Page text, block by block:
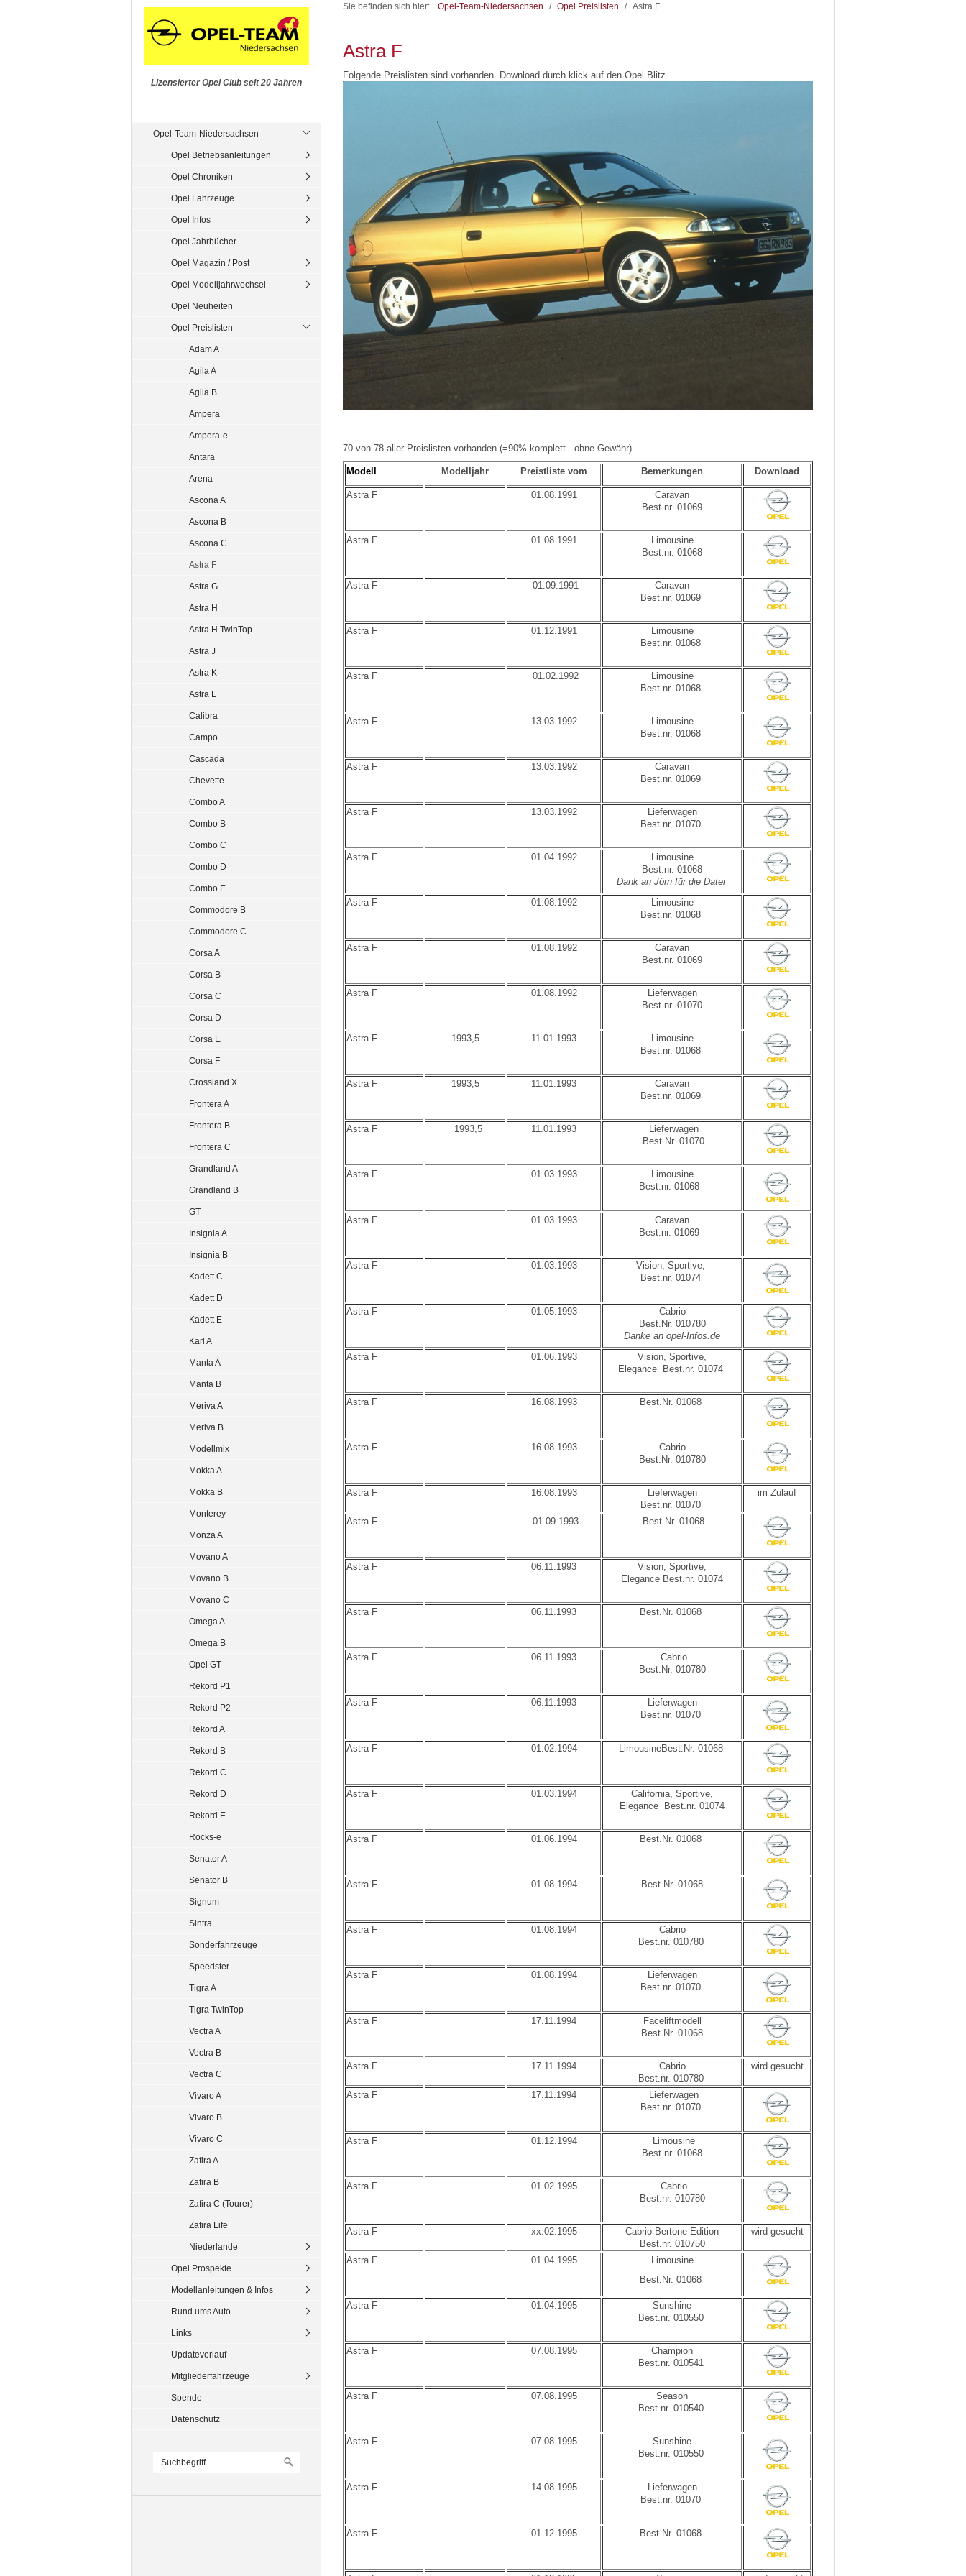
Lizensierter Opel Club seit 20 Jahren
Opel-Team-Niedersachsen
Opel Betriebsanleitungen
Opel Chroniken
Opel Fahrzeuge
Opel Infos
Opel Jahrbücher
Opel Magazin / Post
Opel Modelljahrwechsel
Opel Neuheiten
Opel Preislisten
Adam A
Agila A
Agila B
Ampera
Ampera-e
Antara
Arena
Ascona A
Ascona B
Ascona C
Astra F
Astra G
Astra H
Astra H TwinTop
Astra J
Astra K
Astra L
Calibra
Campo
Cascada
Chevette
Combo A
Combo B
Combo C
Combo D
Combo E
Commodore B
Commodore C
Corsa A
Corsa B
Corsa C
Corsa D
Corsa E
Corsa F
Crossland X
Frontera A
Frontera B
Frontera C
Grandland A
Grandland B
GT
Insignia A
Insignia B
Kadett C
Kadett D
Kadett E
Karl A
Manta A
Manta B
Meriva A
Meriva B
Modellmix
Mokka A
Mokka B
Monterey
Monza A
Movano A
Movano B
Movano C
Omega A
Omega B
Opel GT
Rekord P1
Rekord P2
Rekord A
Rekord B
Rekord C
Rekord D
Rekord E
Rocks-e
Senator A
Senator B
Signum
Sintra
Sonderfahrzeuge
Speedster
Tigra A
Tigra TwinTop
Vectra A
Vectra B
Vectra C
Vivaro A
Vivaro B
Vivaro C
Zafira A
Zafira B
Zafira C (Tourer)
Zafira Life
Niederlande
Opel Prospekte
Modellanleitungen & Infos
Rund ums Auto
Links
Updateverlauf
Mitgliederfahrzeuge
Spende
Datenschutz
Sie befinden sich hier: Opel-Team-Niedersachsen / Opel Preislisten / Astra F
Astra F
Folgende Preislisten sind vorhanden. Download durch klick auf den Opel Blitz
70 von 78 aller Preislisten vorhanden (=90% komplett - ohne Gewähr)
Modell Modelljahr Preistliste vom Bemerkungen Download
Astra F 01.08.1991
Caravan
Best.nr. 01069
Astra F 01.08.1991
Limousine
Best.nr. 01068
Astra F 01.09.1991
Caravan
Best.nr. 01069
Astra F 01.12.1991
Limousine
Best.nr. 01068
Astra F 01.02.1992
Limousine
Best.nr. 01068
Astra F 13.03.1992
Limousine
Best.nr. 01068
Astra F 13.03.1992
Caravan
Best.nr. 01069
Astra F 13.03.1992
Lieferwagen
Best.nr. 01070
Astra F 01.04.1992
Limousine
Best.nr. 01068
Dank an Jörn für die Datei
Astra F
01.08.1992
Limousine
Best.nr. 01068
Astra F 01.08.1992
Caravan
Best.nr. 01069
Astra F 01.08.1992
Lieferwagen
Best.nr. 01070
Astra F 1993,5 11.01.1993
Limousine
Best.nr. 01068
Astra F 1993,5 11.01.1993
Caravan
Best.nr. 01069
Astra F 1993,5 11.01.1993
Lieferwagen
Best.Nr. 01070
Astra F 01.03.1993
Limousine
Best.nr. 01068
Astra F 01.03.1993
Caravan
Best.nr. 01069
Astra F 01.03.1993
Vision, Sportive,
Best.nr. 01074
Astra F 01.05.1993
Cabrio
Best.Nr. 010780
Danke an opel-Infos.de
Astra F
01.06.1993
Vision, Sportive,
Elegance Best.nr. 01074
Astra F 16.08.1993 Best.Nr. 01068
Astra F 16.08.1993
Cabrio
Best.Nr. 010780
Astra F 16.08.1993
Lieferwagen
Best.nr. 01070
im Zulauf
Astra F 01.09.1993 Best.Nr. 01068
Astra F 06.11.1993
Vision, Sportive,
Elegance Best.nr. 01074
Astra F 06.11.1993 Best.Nr. 01068
Astra F 06.11.1993
Cabrio
Best.Nr. 010780
Astra F 06.11.1993
Lieferwagen
Best.nr. 01070
Astra F 01.02.1994 LimousineBest.Nr. 01068
Astra F 01.03.1994
California, Sportive,
Elegance Best.nr. 01074
Astra F 01.06.1994 Best.Nr. 01068
Astra F 01.08.1994 Best.Nr. 01068
Astra F 01.08.1994
Cabrio
Best.nr. 010780
Astra F 01.08.1994
Lieferwagen
Best.nr. 01070
Astra F 17.11.1994
Faceliftmodell
Best.Nr. 01068
Astra F 17.11.1994
Cabrio
Best.nr. 010780
wird gesucht
Astra F 17.11.1994
Lieferwagen
Best.nr. 01070
Astra F 01.12.1994
Limousine
Best.nr. 01068
Astra F 01.02.1995
Cabrio
Best.nr. 010780
Astra F xx.02.1995
Cabrio Bertone Edition
Best.nr. 010750
wird gesucht
Astra F 01.04.1995
Limousine
Best.Nr. 01068
Astra F 01.04.1995
Sunshine
Best.nr. 010550
Astra F 07.08.1995
Champion
Best.nr. 010541
Astra F 07.08.1995
Season
Best.nr. 010540
Astra F 07.08.1995
Sunshine
Best.nr. 010550
Astra F 14.08.1995
Lieferwagen
Best.nr. 01070
Astra F 01.12.1995 Best.Nr. 01068